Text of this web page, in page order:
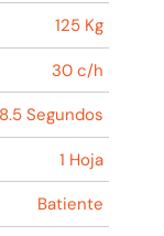
125 Kg
30 c/h
8.5 Segundos
1 Hoja
Batiente